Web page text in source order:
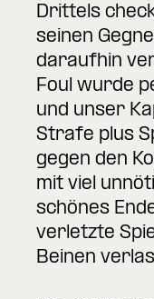
Drittels
seinen
daraufhin
Foul wurde
und unser
Strafe plus
gegen den
mit viel
schönes
verletzte
Beinen